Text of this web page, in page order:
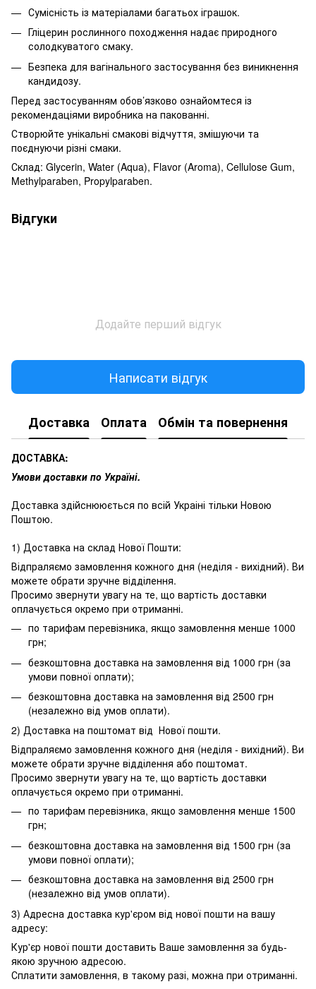
Сумісність із матеріалами багатьох іграшок.
Гліцерин рослинного походження надає природного
солодкуватого смаку.
Безпека для вагінального застосування без виникнення
кандидозу.
Перед застосуванням обов’язково ознайомтеся із
рекомендаціями виробника на пакованні.
Створюйте унікальні смакові відчуття, змішуючи та
поєднуючи різні смаки.
Склад: Glycerin, Water (Aqua), Flavor (Aroma), Cellulose Gum,
Methylparaben, Propylparaben.
Відгуки
Додайте перший відгук
Написати відгук
Доставка Оплата Обмін та повернення
ДОСТАВКА:
Умови доставки по Україні.
Доставка здійснююється по всій Украіні тільки Новою
Поштою.
1) Доставка на склад Нової Пошти:
Відпраляємо замовлення кожного дня (неділя - вихідний). Ви
можете обрати зручне відділення.
Просимо звернути увагу на те, що вартість доставки
оплачується окремо при отриманні.
по тарифам перевізника, якщо замовлення менше 1000
грн;
безкоштовна доставка на замовлення від 1000 грн (за
умови повної оплати);
безкоштовна доставка на замовлення від 2500 грн
(незалежно від умов оплати).
2) Доставка на поштомат від Нової пошти.
Відпраляємо замовлення кожного дня (неділя - вихідний). Ви
можете обрати зручне відділення або поштомат.
Просимо звернути увагу на те, що вартість доставки
оплачується окремо при отриманні.
по тарифам перевізника, якщо замовлення менше 1500
грн;
безкоштовна доставка на замовлення від 1500 грн (за
умови повної оплати);
безкоштовна доставка на замовлення від 2500 грн
(незалежно від умов оплати).
3) Адресна доставка кур'єром від нової пошти на вашу
адресу:
Кур'єр нової пошти доставить Ваше замовлення за будь-
якою зручною адресою.
Сплатити замовлення, в такому разі, можна при отриманні.